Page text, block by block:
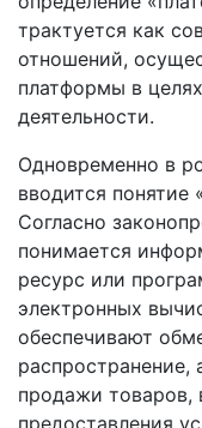
трактуется как
отношений,
платформы в
деятельности.
Одновременно в
вводится понятие
Согласно
понимается
ресурс или
электронных
обеспечивают
распространение,
продажи товаров,
предоставления